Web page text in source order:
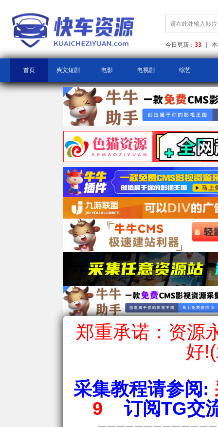
今日更新： 33
首页 爽文短剧 电影 电视剧 综艺
郑重承诺：资源
好
采集教程请参阅:
9
订阅TG交